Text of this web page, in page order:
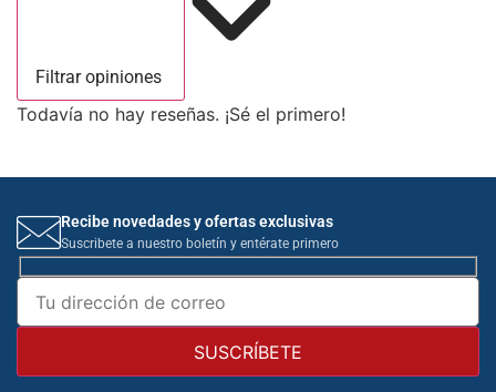
Filtrar opiniones
Todavía no hay reseñas. ¡Sé el primero!
Recibe novedades y ofertas exclusivas
Suscribete a nuestro boletín y entérate primero